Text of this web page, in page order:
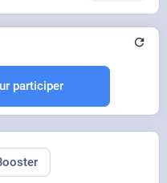
participer